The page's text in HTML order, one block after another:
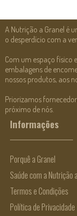
A Nutrição a Granel é
o desperdício com a
Com um espaço físico
embalagens de
nossos produtos, aos
Priorizamos
próximo de nós.
Informações
Porquê a Granel
Saúde com a Nutrição
Termos e Condições
Política de Privacidade